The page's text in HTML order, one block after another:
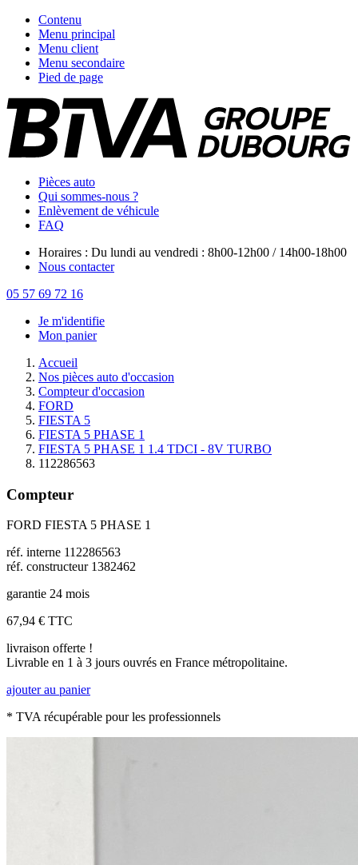
Contenu
Menu principal
Menu client
Menu secondaire
Pied de page
Pièces auto
Qui sommes-nous ?
Enlèvement de véhicule
FAQ
Horaires : Du lundi au vendredi : 8h00-12h00 / 14h00-18h00
Nous contacter
05 57 69 72 16
Je m'identifie
Mon panier
Accueil
Nos pièces auto d'occasion
Compteur d'occasion
FORD
FIESTA 5
FIESTA 5 PHASE 1
FIESTA 5 PHASE 1 1.4 TDCI - 8V TURBO
112286563
Compteur
FORD FIESTA 5 PHASE 1
réf. interne 112286563
réf. constructeur 1382462
garantie 24 mois
67,94 € TTC
livraison offerte !
Livrable en 1 à 3 jours ouvrés en France métropolitaine.
ajouter au panier
* TVA récupérable pour les professionnels